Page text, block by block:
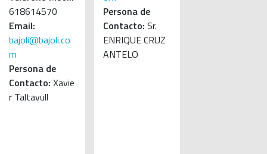
618614570
Email:
bajoli@bajoli.co
m
Persona de
Contacto: Xavie
r Taltavull
Persona de
Contacto:Sr.
ENRIQUE CRUZ
ANTELO